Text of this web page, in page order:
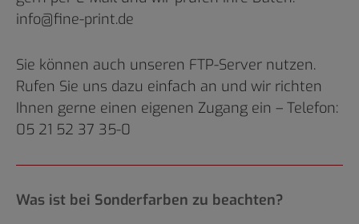
info@fine-print.de
Sie können auch unseren FTP-Server nutzen.
Rufen Sie uns dazu einfach an und wir richten
Ihnen gerne einen eigenen Zugang ein – Telefon:
05 21 52 37 35-0
Was ist bei Sonderfarben zu beachten?